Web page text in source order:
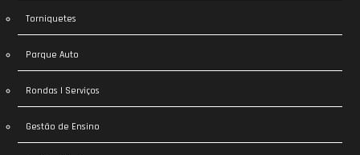
Torniquetes
Parque Auto
Rondas | Serviços
Gestão de Ensino